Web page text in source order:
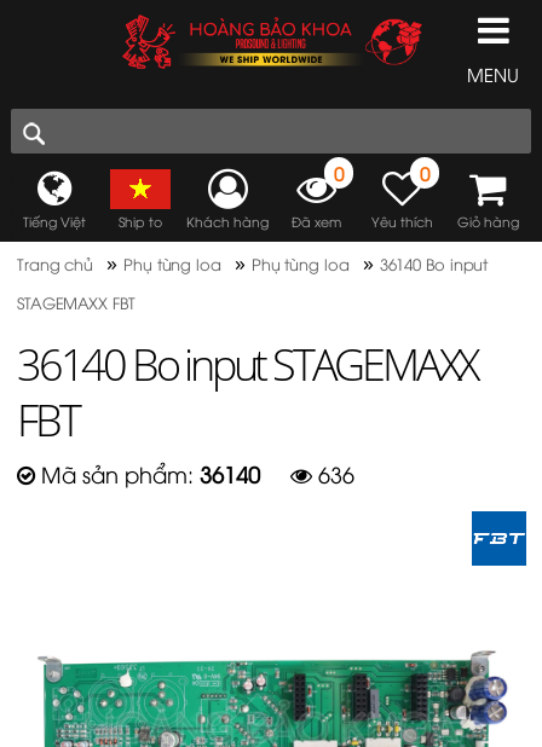
MENU
Tiếng Việt Ship to Khách hàng
0
Đã xem
0
Yêu thích Giỏ hàng
Trang chủ » Phụ tùng loa » Phụ tùng loa » 36140 Bo input
STAGEMAXX FBT
36140 Bo input STAGEMAXX
FBT
Mã sản phẩm: 36140 636